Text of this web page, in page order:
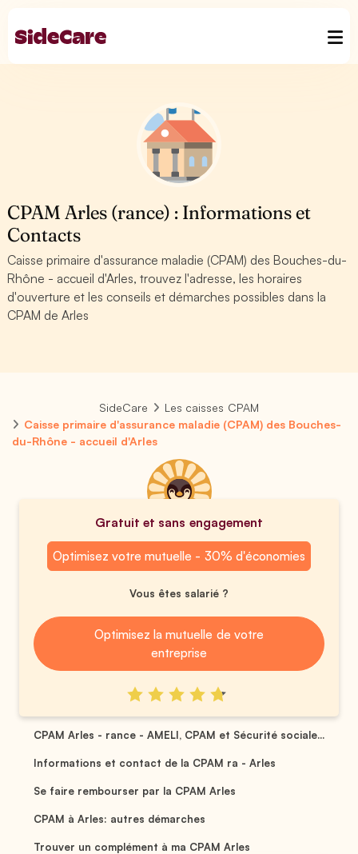
CPAM Arles (rance) : Informations et
Contacts
Caisse primaire d'assurance maladie (CPAM) des Bouches-du-
Rhône - accueil d'Arles, trouvez l'adresse, les horaires
d'ouverture et les conseils et démarches possibles dans la
CPAM de Arles
SideCare
Les caisses CPAM
Caisse primaire d'assurance maladie (CPAM) des Bouches-
du-Rhône - accueil d'Arles
Gratuit et sans engagement
Optimisez votre mutuelle - 30% d'économies
Vous êtes salarié ?
Optimisez la mutuelle de votre
entreprise
CPAM Arles - rance - AMELI, CPAM et Sécurité sociale...
Informations et contact de la CPAM ra - Arles
Se faire rembourser par la CPAM Arles
CPAM à Arles: autres démarches
Trouver un complément à ma CPAM Arles